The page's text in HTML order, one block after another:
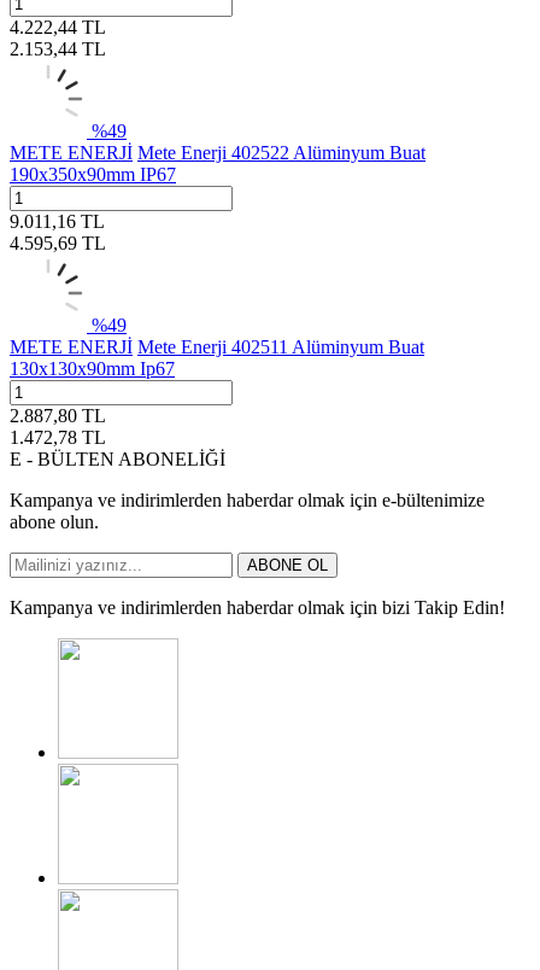
4.222,44 TL
2.153,44 TL
%49
METE ENERJİ Mete Enerji 402522 Alüminyum Buat
190x350x90mm IP67
9.011,16 TL
4.595,69 TL
%49
METE ENERJİ Mete Enerji 402511 Alüminyum Buat
130x130x90mm Ip67
2.887,80 TL
1.472,78 TL
E - BÜLTEN ABONELİĞİ
Kampanya ve indirimlerden haberdar olmak için e-bültenimize
abone olun.
ABONE OL
Kampanya ve indirimlerden haberdar olmak için bizi Takip Edin!